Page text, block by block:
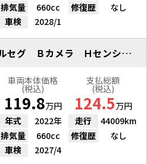
排気量
660cc 修復歴
なし
車検
2028/1
Ｎ-ＢＯＸ Ｌ ナビ フルセグ Ｂカメラ Ｈセンシング Ｓヒーター
車両本体価格
(税込)
119.8万円
支払総額
(税込)
124.5万円
年式
2022年 走行
44009km
排気量
660cc 修復歴
なし
車検
2027/4